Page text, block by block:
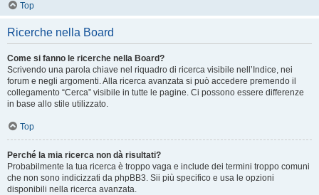
Top
Ricerche nella Board
Come si fanno le ricerche nella Board?
Scrivendo una parola chiave nel riquadro di ricerca visibile nell’Indice, nei
forum e negli argomenti. Alla ricerca avanzata si può accedere premendo il
collegamento “Cerca” visibile in tutte le pagine. Ci possono essere differenze
in base allo stile utilizzato.
Top
Perché la mia ricerca non dà risultati?
Probabilmente la tua ricerca è troppo vaga e include dei termini troppo comuni
che non sono indicizzati da phpBB3. Sii più specifico e usa le opzioni
disponibili nella ricerca avanzata.